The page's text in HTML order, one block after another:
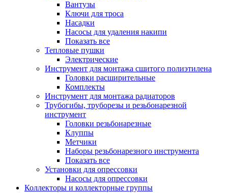
Вантузы
Ключи для троса
Насадки
Насосы для удаления накипи
Показать все
Тепловые пушки
Электрические
Инструмент для монтажа сшитого полиэтилена
Головки расширительные
Комплекты
Инструмент для монтажа радиаторов
Трубогибы, труборезы и резьбонарезной
инструмент
Головки резьбонарезные
Клуппы
Метчики
Наборы резьбонарезного инструмента
Показать все
Установки для опрессовки
Насосы для опрессовки
Коллекторы и коллекторные группы